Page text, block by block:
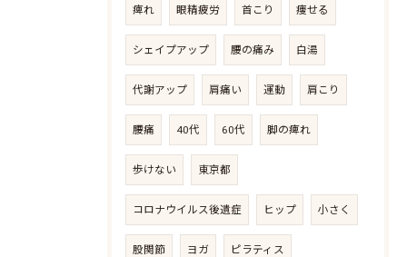
痺れ 眼精疲労 首こり 痩せる
シェイプアップ 腰の痛み 白湯
代謝アップ 肩痛い 運動 肩こり
腰痛 40代 60代 脚の痺れ
歩けない 東京都
コロナウイルス後遺症 ヒップ 小さく
股関節 ヨガ ピラティス